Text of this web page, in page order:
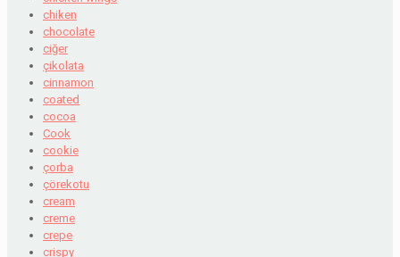
chiken
chocolate
ciğer
çikolata
cinnamon
coated
cocoa
Cook
cookie
çorba
çörekotu
cream
creme
crepe
crispy